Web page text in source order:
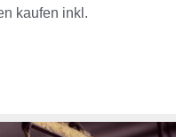
kaufen inkl.